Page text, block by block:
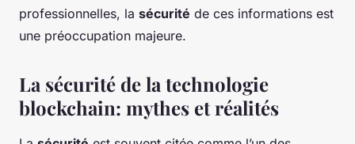
professionnelles, la sécurité de ces informations est
une préoccupation majeure.
La sécurité de la technologie
blockchain: mythes et réalités